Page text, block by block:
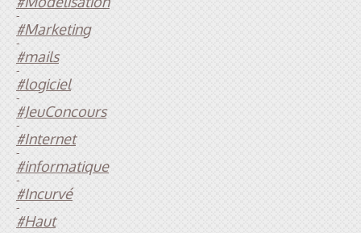
-
#Marketing
-
#mails
-
#logiciel
-
#JeuConcours
-
#Internet
-
#informatique
-
#Incurvé
-
#Haut